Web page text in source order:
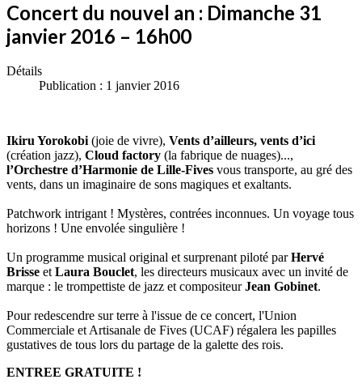
Concert du nouvel an : Dimanche 31
janvier 2016 – 16h00
Détails
Publication : 1 janvier 2016
Ikiru Yorokobi (joie de vivre), Vents d’ailleurs, vents d’ici
(création jazz), Cloud factory (la fabrique de nuages)...,
l’Orchestre d’Harmonie de Lille-Fives vous transporte, au gré des
vents, dans un imaginaire de sons magiques et exaltants.
Patchwork intrigant ! Mystères, contrées inconnues. Un voyage tous
horizons ! Une envolée singulière !
Un programme musical original et surprenant piloté parHervé
Brisse et Laura Bouclet, les directeurs musicaux avec un invité de
marque : le trompettiste de jazz et compositeurJean Gobinet.
Pour redescendre sur terre à l'issue de ce concert, l'Union
Commerciale et Artisanale de Fives (UCAF) régalera les papilles
gustatives de tous lors du partage de la galette des rois.
ENTREE GRATUITE !